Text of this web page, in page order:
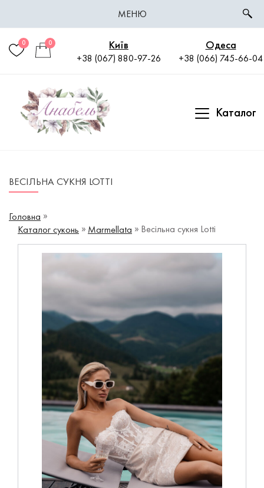
МЕНЮ
Київ
+38 (067) 880-97-26
Одеса
+38 (066) 745-66-04
0 0
Каталог
ВЕСІЛЬНА СУКНЯ LOTTI
Головна
Каталог суконь
Marmellata Весільна сукня Lotti